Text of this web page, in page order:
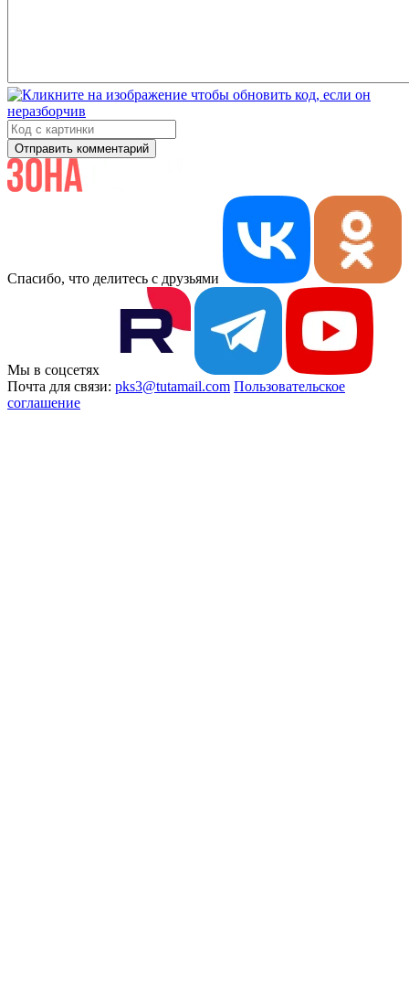
Отправить комментарий
Спасибо, что делитесь с друзьями
Мы в соцсетях
Почта для связи: pks3@tutamail.com Пользовательское
соглашение